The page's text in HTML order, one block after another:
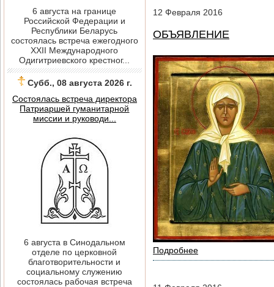
6 августа на границе
Российской Федерации и
Республики Беларусь
состоялась встреча ежегодного
XXII Международного
Одигитриевского крестног...
Субб., 08 августа 2026 г.
Состоялась встреча директора
Патриаршей гуманитарной
миссии и руководи...
6 августа в Синодальном
отделе по церковной
благотворительности и
социальному служению
состоялась рабочая встреча
12 Февраля 2016
ОБЪЯВЛЕНИЕ
Подробнее